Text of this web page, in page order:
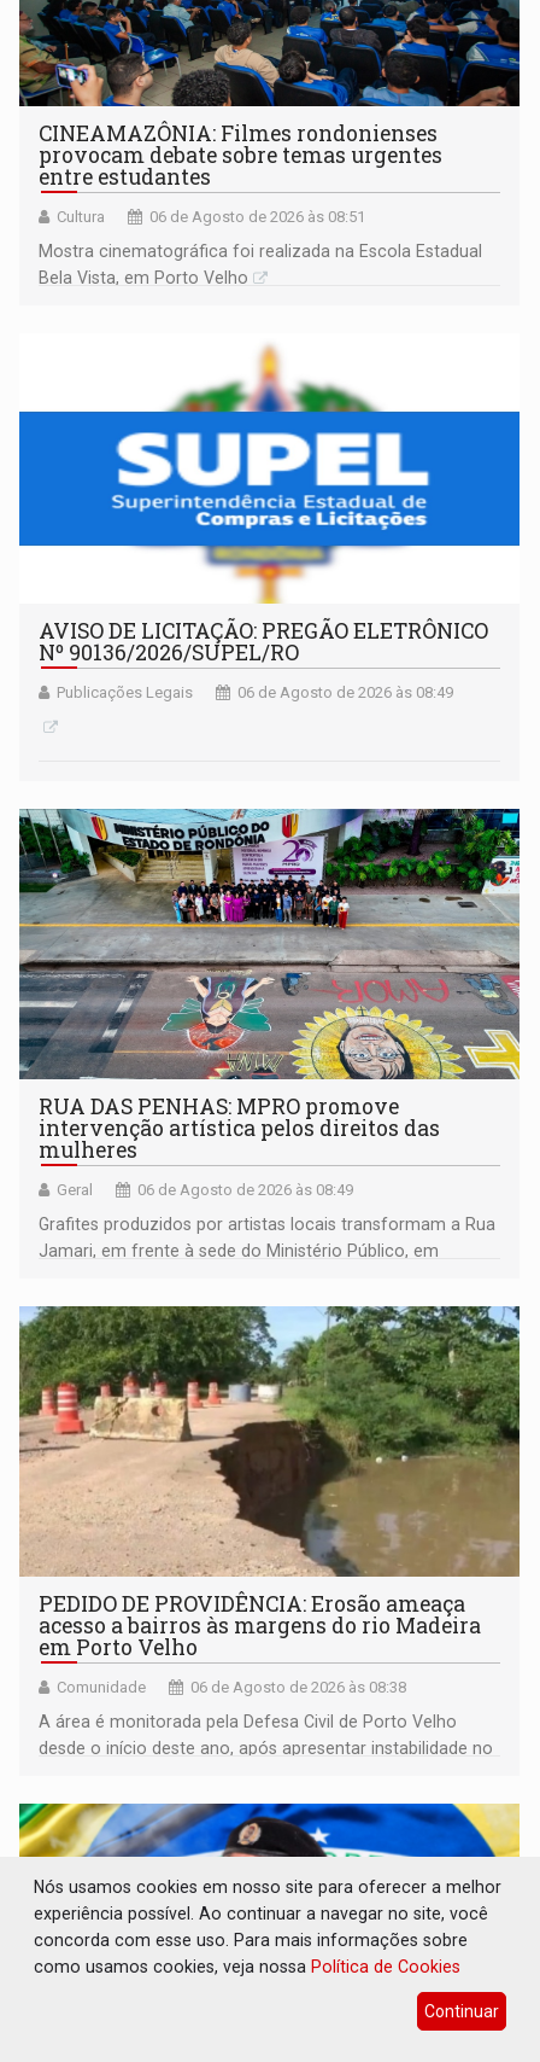
CINEAMAZÔNIA: Filmes rondonienses
provocam debate sobre temas urgentes
entre estudantes
Cultura 06 de Agosto de 2026 às 08:51
Mostra cinematográfica foi realizada na Escola Estadual
Bela Vista, em Porto Velho
AVISO DE LICITAÇÃO: PREGÃO ELETRÔNICO
Nº 90136/2026/SUPEL/RO
Publicações Legais 06 de Agosto de 2026 às 08:49
RUA DAS PENHAS: MPRO promove
intervenção artística pelos direitos das
mulheres
Geral 06 de Agosto de 2026 às 08:49
Grafites produzidos por artistas locais transformam a Rua
Jamari, em frente à sede do Ministério Público, em
da Penha e o enfrentamento à violência
PEDIDO DE PROVIDÊNCIA: Erosão ameaça
acesso a bairros às margens do rio Madeira
em Porto Velho
Comunidade 06 de Agosto de 2026 às 08:38
A área é monitorada pela Defesa Civil de Porto Velho
desde o início deste ano, após apresentar instabilidade no
Nós usamos cookies em nosso site para oferecer a melhor
experiência possível. Ao continuar a navegar no site, você
concorda com esse uso. Para mais informações sobre
como usamos cookies, veja nossa Política de Cookies
Continuar